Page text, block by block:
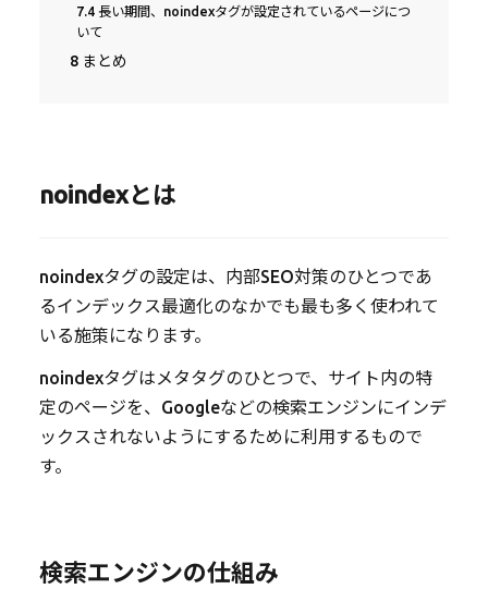
7.4長い期間、noindexタグが設定されているページにつ
いて
8まとめ
noindexとは
noindexタグの設定は、内部SEO対策のひとつであ
るインデックス最適化のなかでも最も多く使われて
いる施策になります。
noindexタグはメタタグのひとつで、サイト内の特
定のページを、Googleなどの検索エンジンにインデ
ックスされないようにするために利用するもので
す。
検索エンジンの仕組み